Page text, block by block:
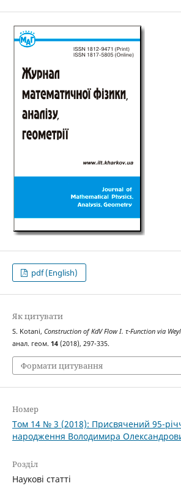
pdf (English)
Як цитувати
S. Kotani, Construction of KdV Flow I. τ-Function via
анал. геом. 14(2018), 297-335.
Формати цитування
Номер
Том 14 № 3 (2018): Присвячений 95-
народження Володимира
Розділ
Наукові статті